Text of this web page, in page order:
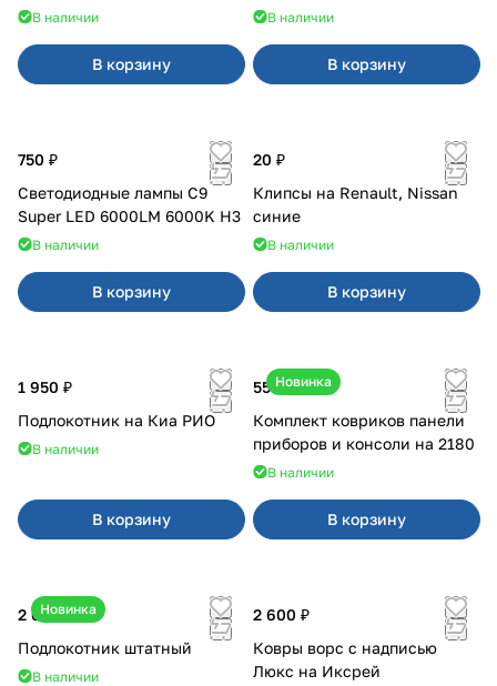
В наличии
В корзину
В наличии
В корзину
750 ₽
Светодиодные лампы C9
Super LED 6000LM 6000K H3
В наличии
В корзину
20 ₽
Клипсы на Renault, Nissan
синие
В наличии
В корзину
1 950 ₽
Подлокотник на Киа РИО
В наличии
В корзину
Новинка
550 ₽
Комплект ковриков панели
приборов и консоли на 2180
В наличии
В корзину
Новинка
2 600 ₽
Подлокотник штатный
В наличии
2 600 ₽
Ковры ворс с надписью
Люкс на Иксрей